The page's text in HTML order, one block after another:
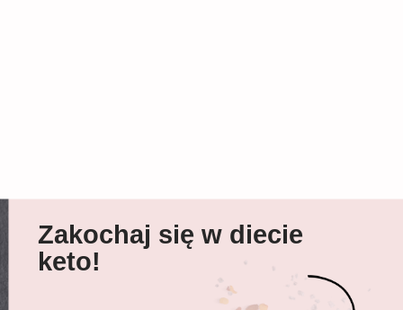
Zakochaj się w diecie
keto!